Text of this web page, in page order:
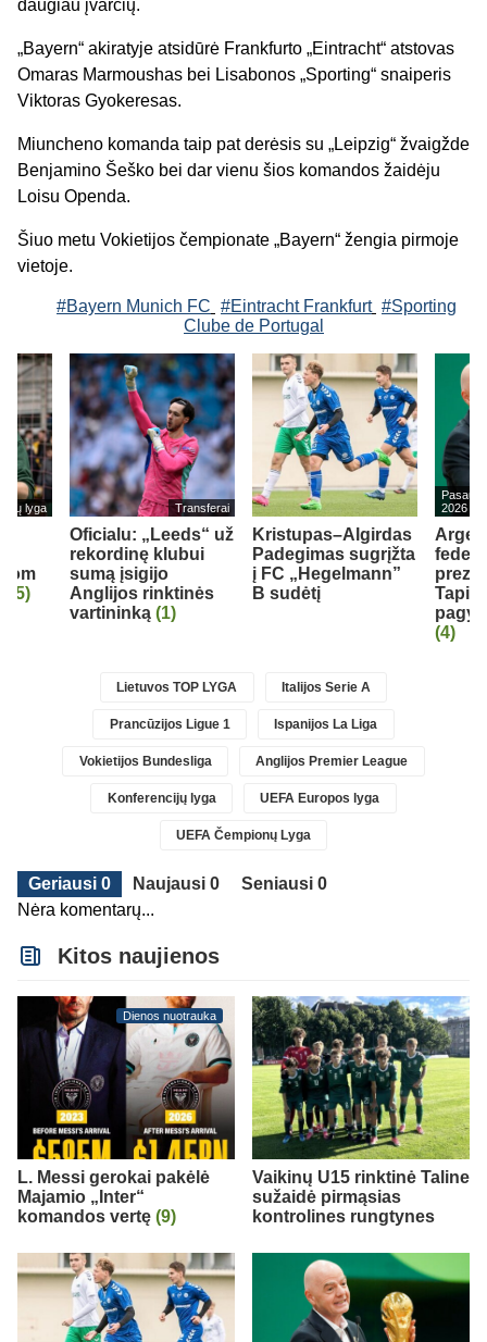
daugiau įvarčių.
„Bayern“ akiratyje atsidūrė Frankfurto „Eintracht“ atstovas
Omaras Marmoushas bei Lisabonos „Sporting“ snaiperis
Viktoras Gyokeresas.
Miuncheno komanda taip pat derėsis su „Leipzig“ žvaigžde
Benjamino Šeško bei dar vienu šios komandos žaidėju
Loisu Openda.
Šiuo metu Vokietijos čempionate „Bayern“ žengia pirmoje
vietoje.
#Bayern Munich FC #Eintracht Frankfurt #Sporting
Clube de Portugal
lyga
(5)
Transferai
Oficialu: „Leeds“ už
rekordinę klubui
sumą įsigijo
Anglijos rinktinės
vartininką (1)
Kristupas–Algirdas
Padegimas sugrįžta
į FC „Hegelmann”
B sudėtį
2026
Tapia
(4)
Lietuvos TOP LYGA Italijos Serie A
Prancūzijos Ligue 1 Ispanijos La Liga
Vokietijos Bundesliga Anglijos Premier League
Konferencijų lyga UEFA Europos lyga
UEFA Čempionų Lyga
Geriausi 0 Naujausi 0
Seniausi 0
Nėra komentarų...
Kitos naujienos
Dienos nuotrauka
L. Messi gerokai pakėlė
Majamio „Inter“
komandos vertę (9)
Vaikinų U15 rinktinė Taline
sužaidė pirmąsias
kontrolines rungtynes